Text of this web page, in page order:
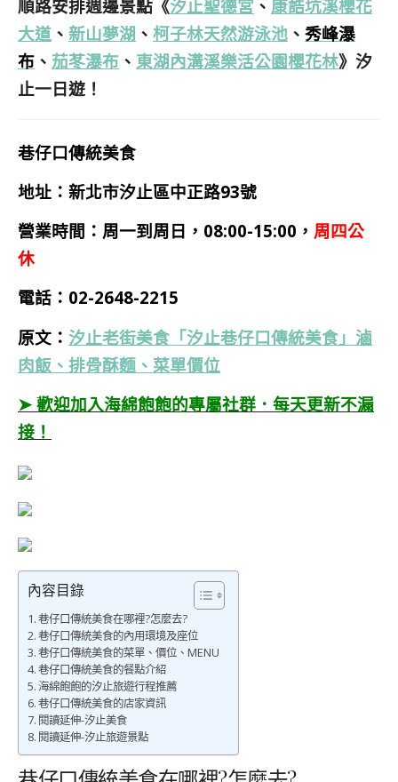
順路安排週邊景點《汐止聖德宮 、 康誥坑溪櫻花
大道 、 新山夢湖 、 柯子林天然游泳池 、 秀峰瀑
布 、 茄苳瀑布 、 東湖內溝溪樂活公園櫻花林》汐
止一日遊！
巷仔口傳統美食
地址：新北市汐止區中正路93號
營業時間 ： 周一到周日，08:00-15:00， 周四公
休
電話：02-2648-2215
原文： 汐止老街美食「汐止巷仔口傳統美食」滷
肉飯、排骨酥麵、菜單價位
➤ 歡迎加入海綿飽飽的專屬社群．每天更新不漏
接！
內容目錄
巷仔口傳統美食在哪裡?怎麼去?
巷仔口傳統美食的內用環境及座位
巷仔口傳統美食的菜單、價位、MENU
巷仔口傳統美食的餐點介紹
海綿飽飽的汐止旅遊行程推薦
巷仔口傳統美食的店家資訊
閱讀延伸-汐止美食
閱讀延伸-汐止旅遊景點